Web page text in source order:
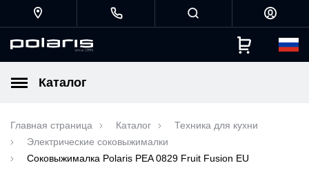
Каталог
Главная страница Каталог
Техника для кухни
Электрические соковыжималки
Соковыжималка Polaris PEA 0829 Fruit Fusion EU